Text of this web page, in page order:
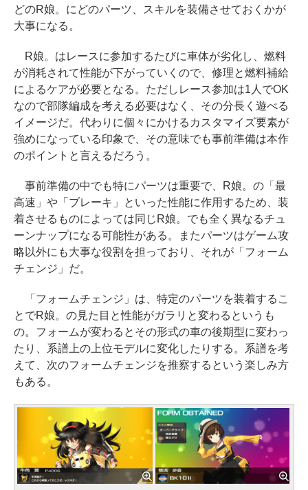
どのR娘。にどのパーツ、スキルを装備させておくかが
大事になる。
R娘。はレースに参加するたびに車体が劣化し、燃料
が消耗されて性能が下がっていくので、修理と燃料補給
によるケアが必要となる。ただしレース参加は1人でOK
なので部隊編成を考える必要はなく、その分長く遊べる
イメージだ。代わりに個々にかけるカスタマイズ要素が
強めになっている印象で、その意味でも事前準備は本作
のポイントと言えるだろう。
事前準備の中でも特にパーツは重要で、R娘。の「最
高速」や「ブレーキ」といった性能に作用するため、装
着させるものによっては同じR娘。でも全く異なるチュ
ーンナップになる可能性がある。またパーツはゲーム攻
略以外にも大事な役割を担っており、それが「フォーム
チェンジ」だ。
「フォームチェンジ」は、特定のパーツを装着するこ
とでR娘。の見た目と性能がガラリと変わるというも
の。フォームが変わるとその形式の車の後期型に変わっ
たり、系譜上の上位モデルに変化したりする。系譜を考
えて、次のフォームチェンジを推察するという楽しみ方
もある。